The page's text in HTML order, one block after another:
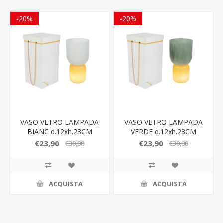
-20%
VASO VETRO LAMPADA
BIANC d.12xh.23CM
C/BOX-ROSE 189005
€23,90 €30,00
ACQUISTA
-20%
VASO VETRO LAMPADA
VERDE d.12xh.23CM
C/BOX-ROSE 189005
€23,90 €30,00
ACQUISTA